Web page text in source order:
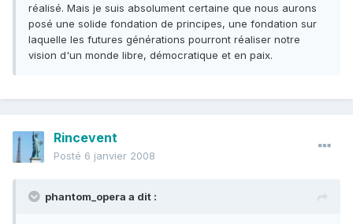
réalisé. Mais je suis absolument certaine que nous aurons
posé une solide fondation de principes, une fondation sur
laquelle les futures générations pourront réaliser notre
vision d'un monde libre, démocratique et en paix.
Rincevent
Posté 6 janvier 2008
phantom_opera a dit :